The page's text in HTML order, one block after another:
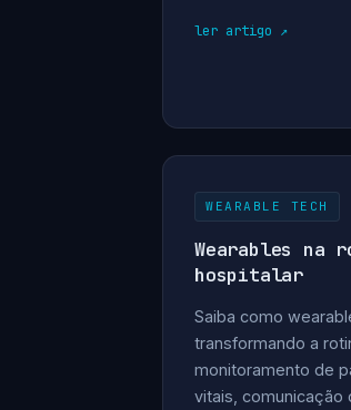
ler artigo
WEARABLE TECH
Wearables na
hospitalar
Saiba como
transformando a
monitoramento de
vitais, comunicação